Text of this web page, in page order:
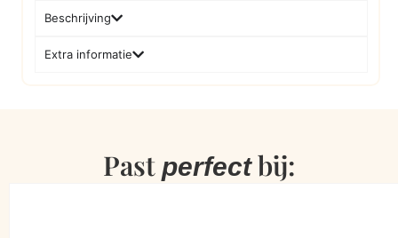
Beschrijving
Extra informatie
Past perfectbij: